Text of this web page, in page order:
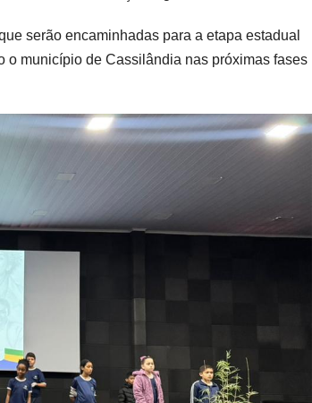
serão encaminhadas para a etapa estadual
o município de Cassilândia nas próximas fases